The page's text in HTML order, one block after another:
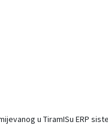
u TiramISu ERP